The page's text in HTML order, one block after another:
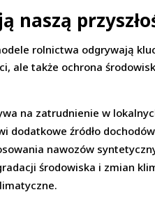
naszą
rolnictwa odgrywają
ale także ochrona
na zatrudnienie w
źródło
nawozów
środowiska i zmian